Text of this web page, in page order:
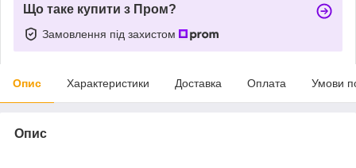
Що таке купити з Пром?
Замовлення під захистом
Опис Характеристики Доставка Оплата Умови
Опис